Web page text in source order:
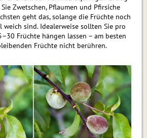
Zwetschen, Pflaumen und Pfirsiche
geht das, solange die Früchte noch
weich sind. Idealerweise soll­ten Sie pro
Früchte hängen lassen – am besten
Früchte nicht berühren.